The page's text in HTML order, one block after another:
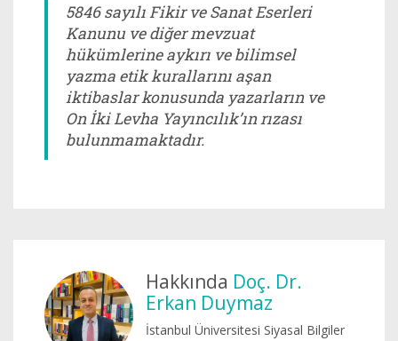
5846 sayılı Fikir ve Sanat Eserleri
Kanunu ve diğer mevzuat
hükümlerine aykırı ve bilimsel
yazma etik kurallarını aşan
iktibaslar konusunda yazarların ve
On İki Levha Yayıncılık’ın rızası
bulunmamaktadır.
Hakkında Doç. Dr.
Erkan Duymaz
İstanbul Üniversitesi Siyasal Bilgiler